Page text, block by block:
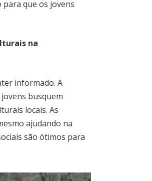
que os jovens
na
informado. A
busquem
locais. As
ajudando na
são ótimos para